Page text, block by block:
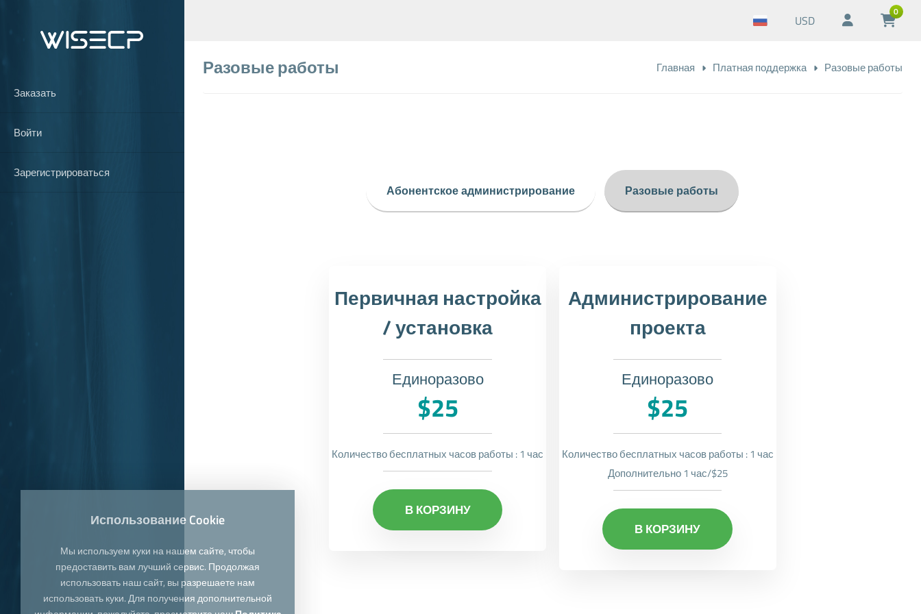
USD
0
Разовые работы Главная Платная поддержка Разовые работы
Абонентское администрирование Разовые работы
Первичная настройка
/ установка
Единоразово
$25
Количество бесплатных часов работы : 1 час
В КОРЗИНУ
Администрирование
проекта
Единоразово
$25
Количество бесплатных часов работы : 1 час
Дополнительно 1 час/$25
В КОРЗИНУ
Заказать
Войти
Зарегистрироваться
Использование Cookie
Мы используем куки на нашем сайте, чтобы
предоставить вам лучший сервис. Продолжая
использовать наш сайт, вы разрешаете нам
использовать куки. Для получения дополнительной